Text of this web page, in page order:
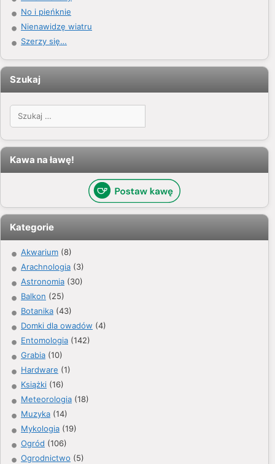
No i pieńknie
Nienawidzę wiatru
Szerzy się…
Szukaj
Szukaj:
Kawa na ławę!
Kategorie
Akwarium (8)
Arachnologia (3)
Astronomia (30)
Balkon (25)
Botanika (43)
Domki dla owadów (4)
Entomologia (142)
Grabia (10)
Hardware (1)
Książki (16)
Meteorologia (18)
Muzyka (14)
Mykologia (19)
Ogród (106)
Ogrodnictwo (5)